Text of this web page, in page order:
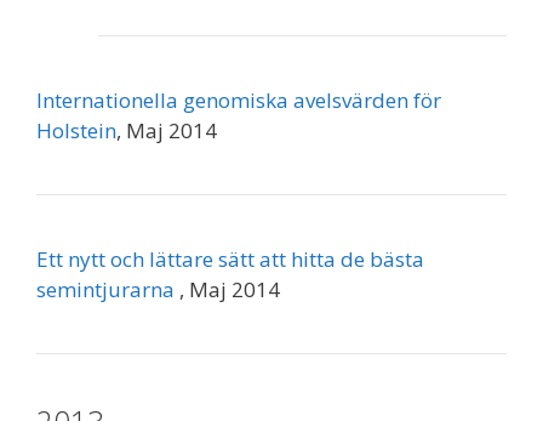
Internationella genomiska avelsvärden för
Holstein, Maj 2014
Ett nytt och lättare sätt att hitta de bästa
semintjurarna , Maj 2014